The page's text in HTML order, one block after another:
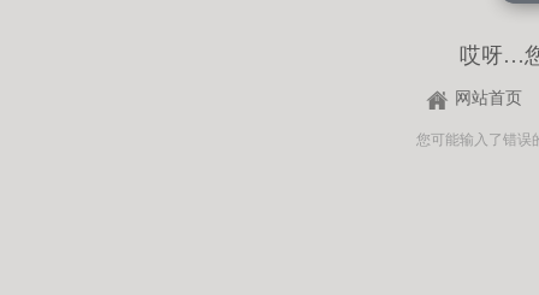
哎呀…
网站首页
您可能输入了错误